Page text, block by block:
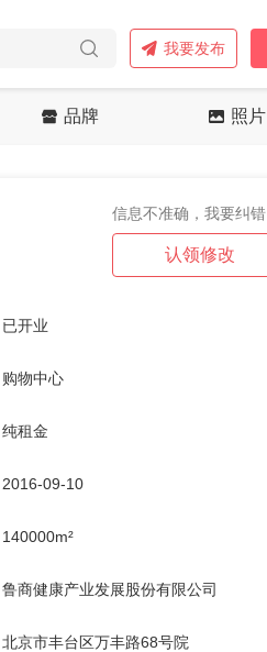
我要发布
品牌 照片
信息不准确，我要纠错
认领修改
已开业
购物中心
纯租金
2016-09-10
140000m²
鲁商健康产业发展股份有限公司
北京市丰台区万丰路68号院